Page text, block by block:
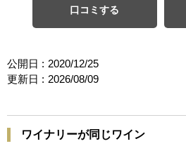
口コミする
公開日 : 2020/12/25
更新日 : 2026/08/09
ワイナリーが同じワイン